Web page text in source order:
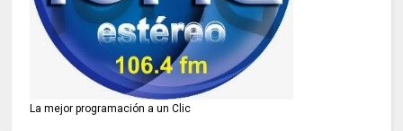
La mejor programación a un Clic